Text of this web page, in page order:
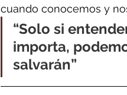
cuando conocemos y
“Solo si
importa,
salvarán”